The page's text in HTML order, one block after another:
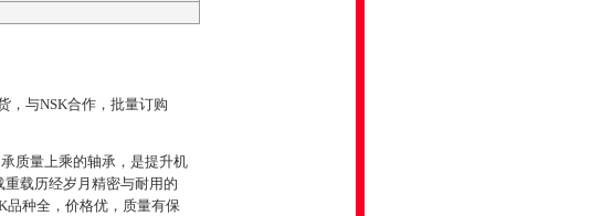
，与NSK合作，批量订购
质量上乘的轴承，是提升机
载历经岁月精密与耐用的
品种全，价格优，质量有保